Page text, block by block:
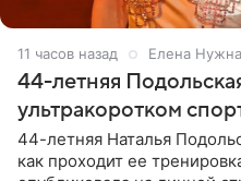
11 часов назад Елена
44-летняя
ультракоротком
44-летняя Наталья
как проходит ее